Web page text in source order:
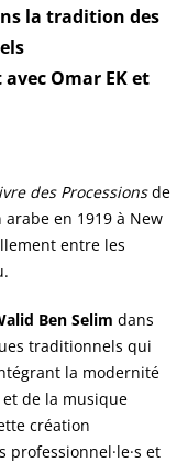
la tradition des
Omar EK et
des Processionsde
en 1919 à New
entre les
Ben Selim dans
traditionnels qui
la modernité
de la musique
création
professionnel·le·s et